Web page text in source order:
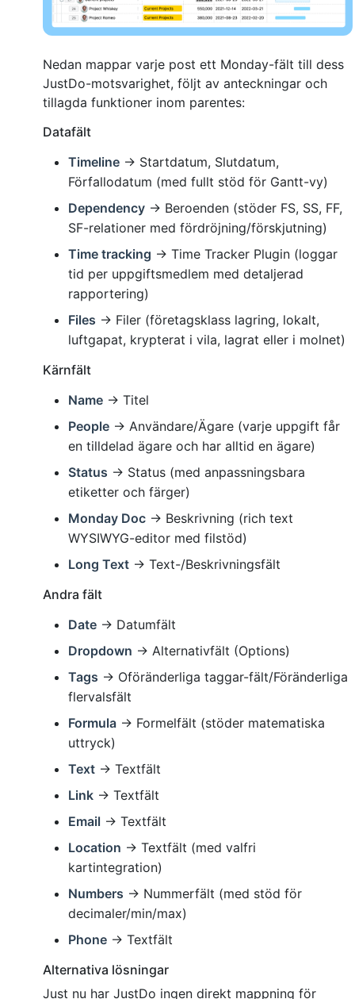
Nedan mappar varje post ett Monday-fält till dess
JustDo-motsvarighet, följt av anteckningar och
tillagda funktioner inom parentes:
Datafält
Timeline → Startdatum, Slutdatum,
Förfallodatum (med fullt stöd för Gantt-vy)
Dependency → Beroenden (stöder FS, SS, FF,
SF-relationer med fördröjning/förskjutning)
Time tracking → Time Tracker Plugin (loggar
tid per uppgiftsmedlem med detaljerad
rapportering)
Files → Filer (företagsklass lagring, lokalt,
luftgapat, krypterat i vila, lagrat eller i molnet)
Kärnfält
Name → Titel
People → Användare/Ägare (varje uppgift får
en tilldelad ägare och har alltid en ägare)
Status → Status (med anpassningsbara
etiketter och färger)
Monday Doc → Beskrivning (rich text
WYSIWYG-editor med filstöd)
Long Text → Text-/Beskrivningsfält
Andra fält
Date → Datumfält
Dropdown → Alternativfält (Options)
Tags → Oföränderliga taggar-fält/Föränderliga
flervalsfält
Formula → Formelfält (stöder matematiska
uttryck)
Text → Textfält
Link → Textfält
Email → Textfält
Location → Textfält (med valfri
kartintegration)
Numbers → Nummerfält (med stöd för
decimaler/min/max)
Phone → Textfält
Alternativa lösningar
Just nu har JustDo ingen direkt mappning för